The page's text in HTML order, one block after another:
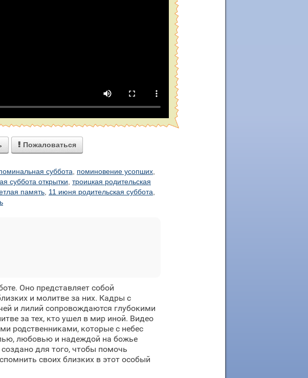
 Пожаловаться
суббота поминовение усопших
суббота открытки троицкая родительская
память 11 июня родительская суббота
Оно представляет собой
и молитве за них. Кадры с
и лилий сопровождаются глубокими
за тех, кто ушел в мир иной. Видео
родственниками, которые с небес
любовью и надеждой на божье
для того, чтобы помочь
своих близких в этот особый